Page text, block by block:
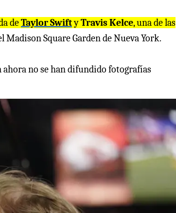
deTaylor SwiftyTravis Kelce, una de las
Madison Square Garden de Nueva York.
ahora no se han difundido fotografías